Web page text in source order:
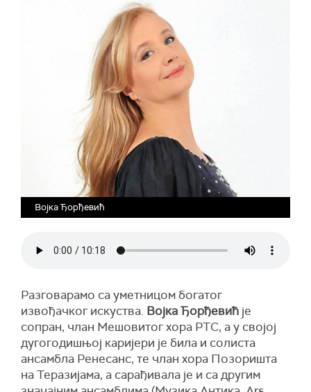
Војка Ђорђевић
Разговарамо са уметницом богатог
извођачког искуства. Војка Ђорђевић је
сопран, члан Мешовитог хора РТС, а у својој
дугогодишњој каријери је била и солиста
ансамбла Ренесанс, те члан хора Позоришта
на Теразијама, а сарађивала је и са другим